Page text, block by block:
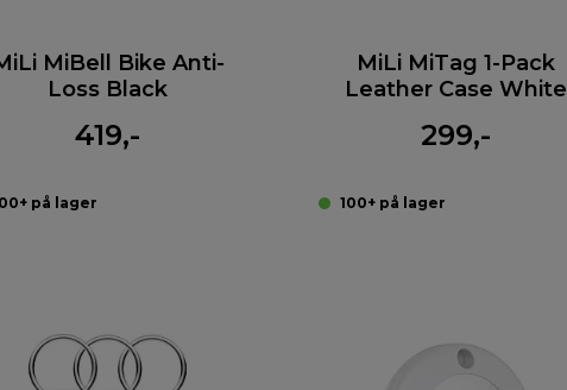
MiBell Bike Anti-
Loss Black
419,-
på lager
MiLi MiTag 1-Pack
Leather Case White
299,-
100+ på lager